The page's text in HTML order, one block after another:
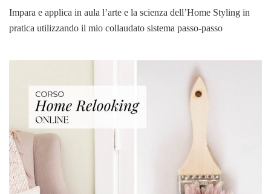
Impara e applica in aula l’arte e la scienza dell’Home Styling in
pratica utilizzando il mio collaudato sistema passo-passo